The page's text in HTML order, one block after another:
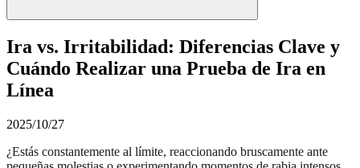
Ira vs. Irritabilidad: Diferencias Clave y
Cuándo Realizar una Prueba de Ira en
Línea
2025/10/27
¿Estás constantemente al límite, reaccionando bruscamente ante